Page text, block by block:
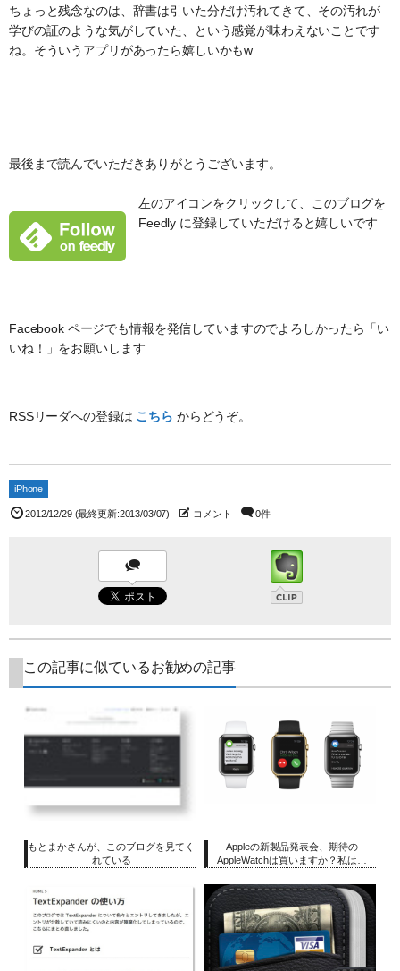
ちょっと残念なのは、辞書は引いた分だけ汚れてきて、その汚れが
学びの証のような気がしていた、という感覚が味わえないことです
ね。そういうアプリがあったら嬉しいかもw
最後まで読んでいただきありがとうございます。
左のアイコンをクリックして、このブログを
Feedly に登録していただけると嬉しいです
Facebook ページでも情報を発信していますのでよろしかったら「い
いね！」をお願いします
RSSリーダへの登録は こちら からどうぞ。
iPhone
2012/12/29(最終更新:2013/03/07) コメント 0件
この記事に似ているお勧めの記事
もとまかさんが、このブログを見てく
れている
Appleの新製品発表会、期待の
AppleWatchは買いますか？私は…